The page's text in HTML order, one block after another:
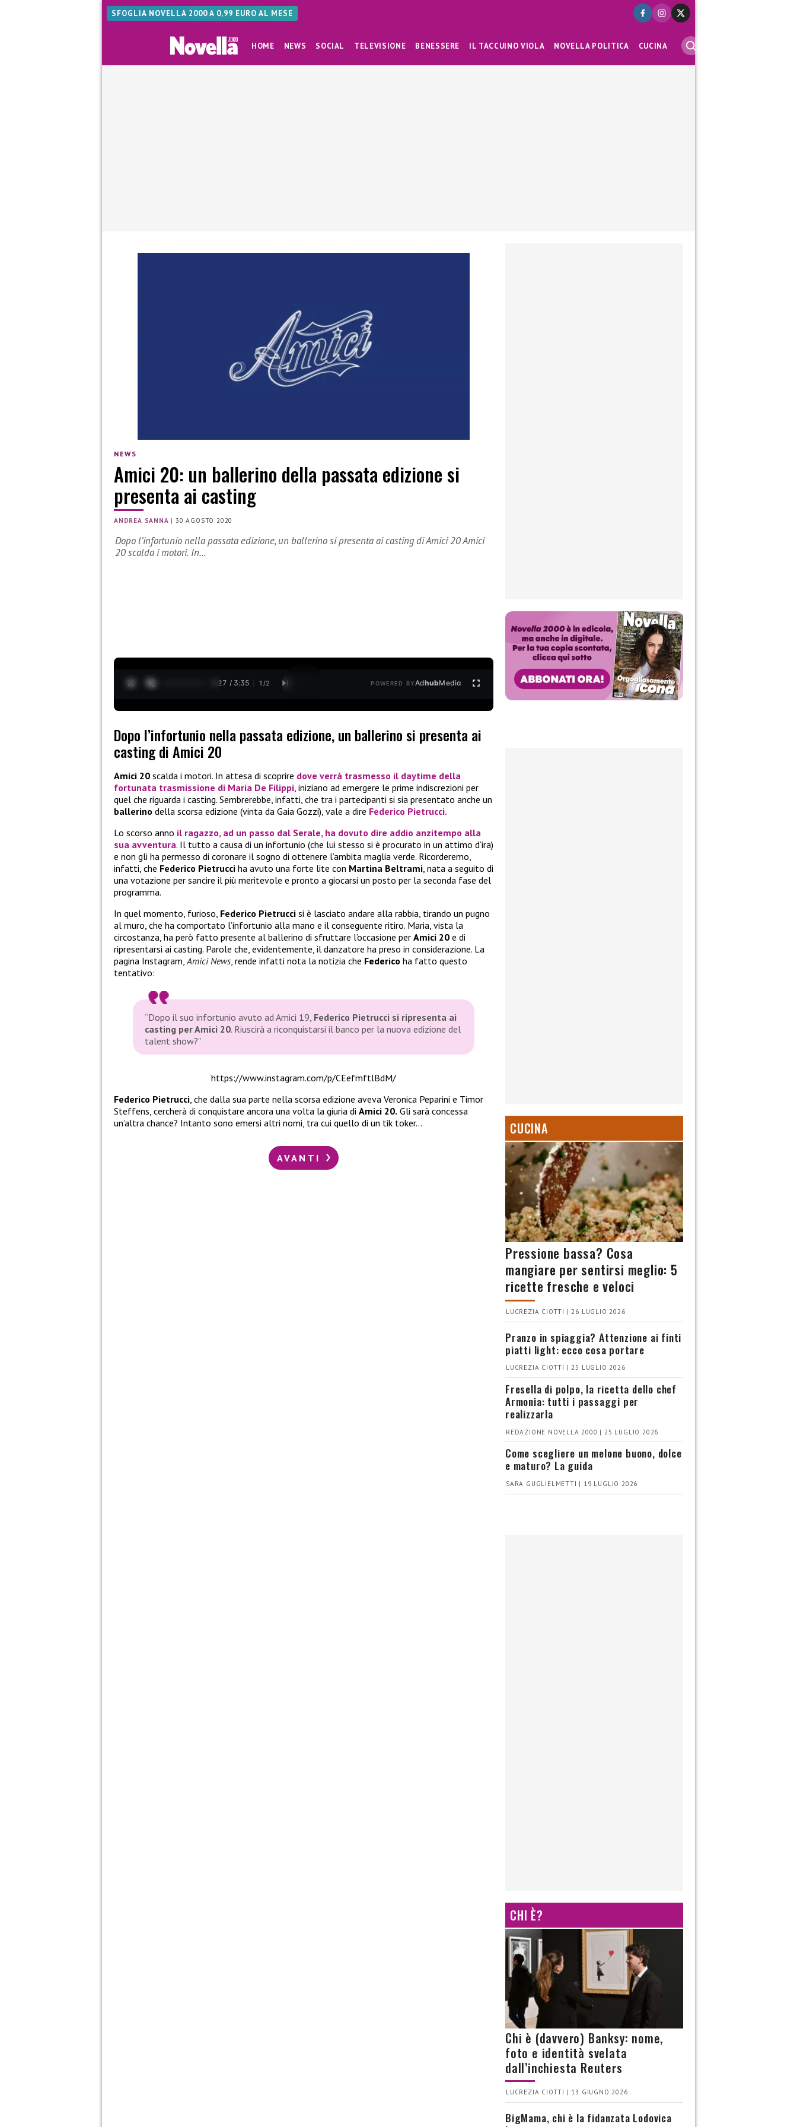
SFOGLIA NOVELLA 2000 A 0,99 EURO AL MESE
HOME NEWS SOCIAL TELEVISIONE BENESSERE IL TACCUINO VIOLA NOVELLA POLITICA CUCINA
NEWS
Amici 20: un ballerino della passata edizione si
presenta ai casting
ANDREA SANNA |30 AGOSTO 2020
Dopo l’infortunio nella passata edizione, un ballerino si presenta ai casting di Amici 20 Amici
20 scalda i motori. In…
0:28 / 3:35 1 /2 POWERED BYAdhubMedia
Dopo l’infortunio nella passata edizione, un ballerino si presenta ai
casting di Amici 20
Amici 20 scalda i motori. In attesa di scoprire dove verrà trasmesso il daytime della
fortunata trasmissione di Maria De Filippi, iniziano ad emergere le prime indiscrezioni per
quel che riguarda i casting. Sembrerebbe, infatti, che tra i partecipanti si sia presentato anche un
ballerino della scorsa edizione (vinta da Gaia Gozzi), vale a dire Federico Pietrucci.
Lo scorso anno il ragazzo, ad un passo dal Serale, ha dovuto dire addio anzitempo alla
sua avventura. Il tutto a causa di un infortunio (che lui stesso si è procurato in un attimo d’ira)
e non gli ha permesso di coronare il sogno di ottenere l’ambita maglia verde. Ricorderemo,
infatti, che Federico Pietrucci ha avuto una forte lite con Martina Beltrami, nata a seguito di
una votazione per sancire il più meritevole e pronto a giocarsi un posto per la seconda fase del
programma.
In quel momento, furioso, Federico Pietrucci si è lasciato andare alla rabbia, tirando un pugno
al muro, che ha comportato l’infortunio alla mano e il conseguente ritiro. Maria, vista la
circostanza, ha però fatto presente al ballerino di sfruttare l’occasione per Amici 20 e di
ripresentarsi ai casting. Parole che, evidentemente, il danzatore ha preso in considerazione. La
pagina Instagram,Amici News, rende infatti nota la notizia che Federico ha fatto questo
tentativo:
“Dopo il suo infortunio avuto ad Amici 19, Federico Pietrucci si ripresenta ai
casting per Amici 20. Riuscirà a riconquistarsi il banco per la nuova edizione del
talent show?”
https://www.instagram.com/p/CEefmftlBdM/
Federico Pietrucci, che dalla sua parte nella scorsa edizione aveva Veronica Peparini e Timor
Steffens, cercherà di conquistare ancora una volta la giuria di Amici 20. Gli sarà concessa
un’altra chance? Intanto sono emersi altri nomi, tra cui quello di un tik toker…
AVANTI
CUCINA
Pressione bassa? Cosa
mangiare per sentirsi meglio: 5
ricette fresche e veloci
LUCREZIA CIOTTI | 26 LUGLIO 2026
Pranzo in spiaggia? Attenzione ai finti
piatti light: ecco cosa portare
LUCREZIA CIOTTI | 25 LUGLIO 2026
Fresella di polpo, la ricetta dello chef
Armonia: tutti i passaggi per
realizzarla
REDAZIONE NOVELLA 2000 | 25 LUGLIO 2026
Come scegliere un melone buono, dolce
e maturo? La guida
SARA GUGLIELMETTI | 19 LUGLIO 2026
CHI È?
Chi è (davvero) Banksy: nome,
foto e identità svelata
dall’inchiesta Reuters
LUCREZIA CIOTTI | 13 GIUGNO 2026
BigMama, chi è la fidanzata Lodovica